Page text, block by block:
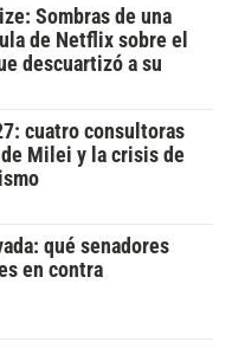
Sombras de una
de Netflix sobre el
descuartizó a su
cuatro consultoras
Milei y la crisis de
qué senadores
en contra